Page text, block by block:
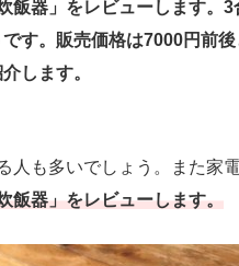
飯器」をレビューします。
す。販売価格は7000円前
します。
も多いでしょう。また家
飯器」をレビューします。